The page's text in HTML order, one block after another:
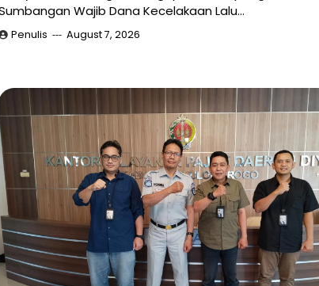
Wajib Dana Kecelakaan Lalu…
Penulis August 7, 2026